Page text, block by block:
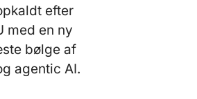
efter
med en ny
bølge af
agentic AI.